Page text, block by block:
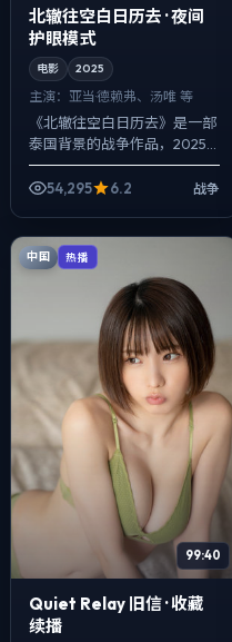
北辙往空白日历去 · 夜间
护眼模式
电影 2025
主演： 亚当·德赖弗、汤唯 等
《北辙往空白日历去》是一部
泰国背景的战争作品，2025
年公映，由宁浩执导，亚当·德
赖弗、汤唯、河正宇等主演。
54,295 6.2 战争
中国 热播
99:40
Quiet Relay 旧信 · 收藏
续播